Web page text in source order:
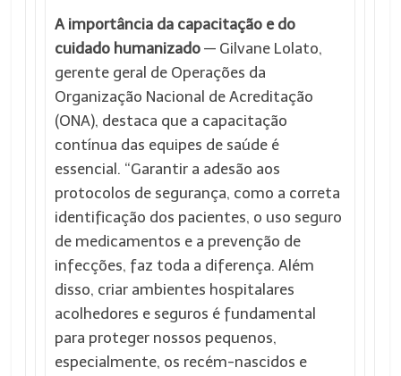
A importância da capacitação e do
cuidado humanizado — Gilvane Lolato,
gerente geral de Operações da
Organização Nacional de Acreditação
(ONA), destaca que a capacitação
contínua das equipes de saúde é
essencial. “Garantir a adesão aos
protocolos de segurança, como a correta
identificação dos pacientes, o uso seguro
de medicamentos e a prevenção de
infecções, faz toda a diferença. Além
disso, criar ambientes hospitalares
acolhedores e seguros é fundamental
para proteger nossos pequenos,
especialmente, os recém-nascidos e